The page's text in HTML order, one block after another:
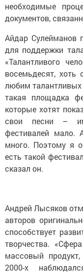
необходимые
документов,
Айдар Сулейманов
для поддержки
«Талантливого
восемьдесят,
любим талантливых
такая площадка
которые хотят
свои песни –
фестивалей мало.
много. Поэтому я
есть такой
сказал он.
Андрей Лысяков
авторов
способствует
творчества.
массовый
2000-х